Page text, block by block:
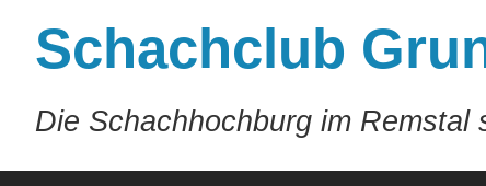
springenSchachclub
Die Schachhochburg im Remstal